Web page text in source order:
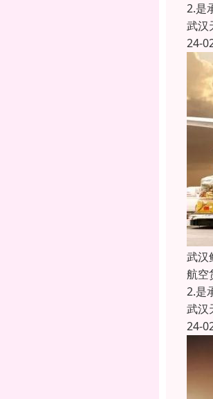
2.是
武汉
24-
武汉
航空
2.是
武汉
24-